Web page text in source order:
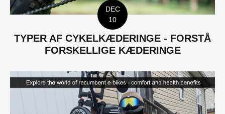
DEC
10
TYPER AF CYKELKÆDERINGE - FORSTÅ
FORSKELLIGE KÆDERINGE